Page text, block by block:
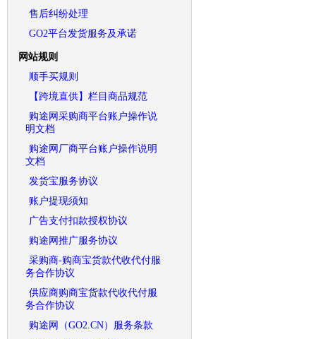
售后纠纷处理
GO2平台发货服务及承诺
网站规则
顺手买规则
【跨境直供】栏目商品规范
购途网采购商平台账户操作说
明文档
购途网厂商平台账户操作说明
文档
发货宝服务协议
账户提现须知
广告支付扣款授权协议
购途网推广服务协议
采购商-购商宝货款代收代付服
务合作协议
供应商购商宝货款代收代付服
务合作协议
购途网（GO2.CN）服务条款